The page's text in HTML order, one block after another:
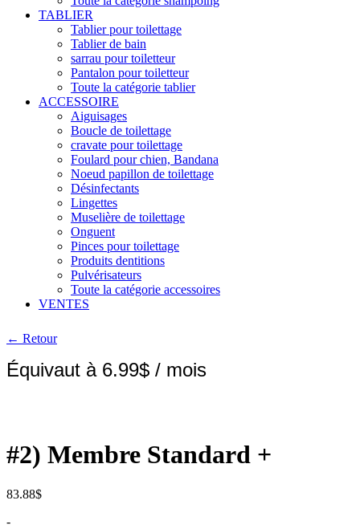
TABLIER
Tablier pour toilettage
Tablier de bain
sarrau pour toiletteur
Pantalon pour toiletteur
Toute la catégorie tablier
ACCESSOIRE
Aiguisages
Boucle de toilettage
cravate pour toilettage
Foulard pour chien, Bandana
Noeud papillon de toilettage
Désinfectants
Lingettes
Muselière de toilettage
Onguent
Pinces pour toilettage
Produits dentitions
Pulvérisateurs
Toute la catégorie accessoires
VENTES
← Retour
Équivaut à 6.99$ / mois
#2) Membre Standard +
83.88$
-